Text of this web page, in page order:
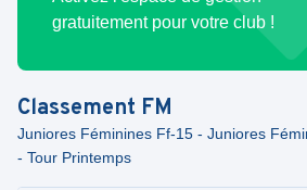
gratuitement pour votre club !
Classement FM
Juniores Féminines Ff-15 - Juniores
- Tour Printemps